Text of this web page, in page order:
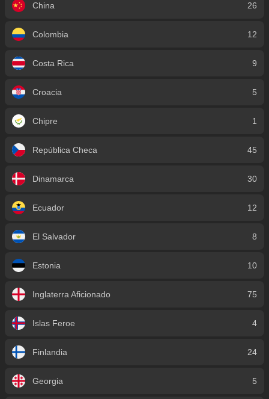
China 26
Colombia 12
Costa Rica 9
Croacia 5
Chipre 1
República Checa 45
Dinamarca 30
Ecuador 12
El Salvador 8
Estonia 10
Inglaterra Aficionado 75
Islas Feroe 4
Finlandia 24
Georgia 5